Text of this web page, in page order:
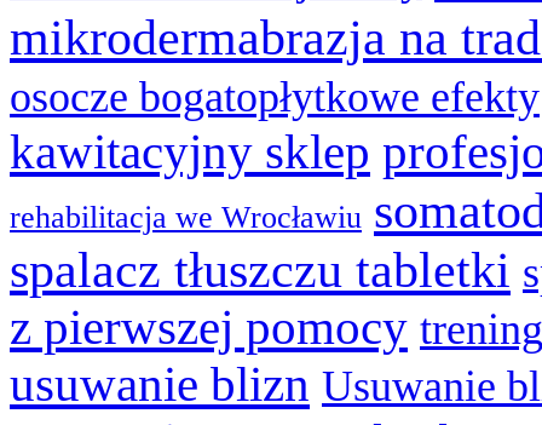
mikrodermabrazja na
osocze bogatopłytkowe efekty
kawitacyjny sklep
rehabilitacja we Wrocławiu
spalacz tłuszczu tabletki
z pierwszej pomocy
usuwanie blizn Usuwanie